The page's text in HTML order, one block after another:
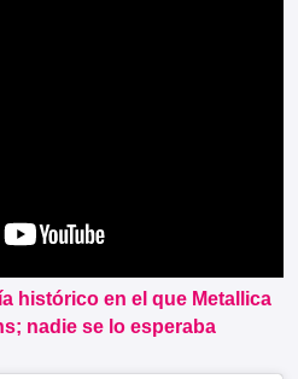
histórico en el que Metallica
nadie se lo esperaba